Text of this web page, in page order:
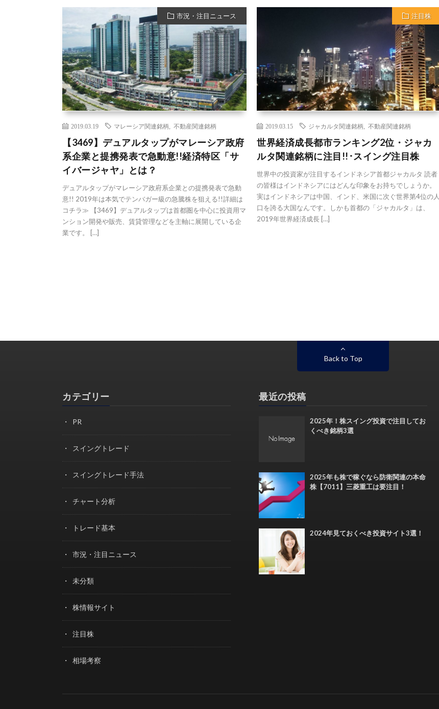
市況・注目ニュース
2019.03.19 マレーシア関連銘柄 不動産関連銘柄
【3469】デュアルタップがマレーシア政府
系企業と提携発表で急動意!!経済特区「サ
イバージャヤ」とは？
デュアルタップがマレーシア政府系企業との提携発表で急動
意!! 2019年は本気でテンバガー級の急騰株を狙える!!詳細は
コチラ≫ 【3469】デュアルタップは首都圏を中心に投資用マ
ンション開発や販売、賃貸管理などを主軸に展開している企
業です。 […]
注目株
2019.03.15 ジャカルタ関連銘柄 ,不動産関連銘柄
世界経済成長都市ランキング2位・ジャカ
ルタ関連銘柄に注目!!･スイング注目株
世界中の投資家が注目するインドネシア首都ジャカルタ 読者
の皆様はインドネシアにはどんな印象をお持ちでしょうか。
実はインドネシアは中国、インド、米国に次ぐ世界第4位の人
口を誇る大国なんです。しかも首都の「ジャカルタ」は、
2019年世界経済成長 […]
Back to Top
カテゴリー
PR
スイングトレード
スイングトレード手法
チャート分析
トレード基本
市況・注目ニュース
未分類
株情報サイト
注目株
相場考察
最近の投稿
2025年！株スイング投資で注目してお
くべき銘柄3選
2025年も株で稼ぐなら防衛関連の本命
株【7011】三菱重工は要注目！
2024年見ておくべき投資サイト3選！